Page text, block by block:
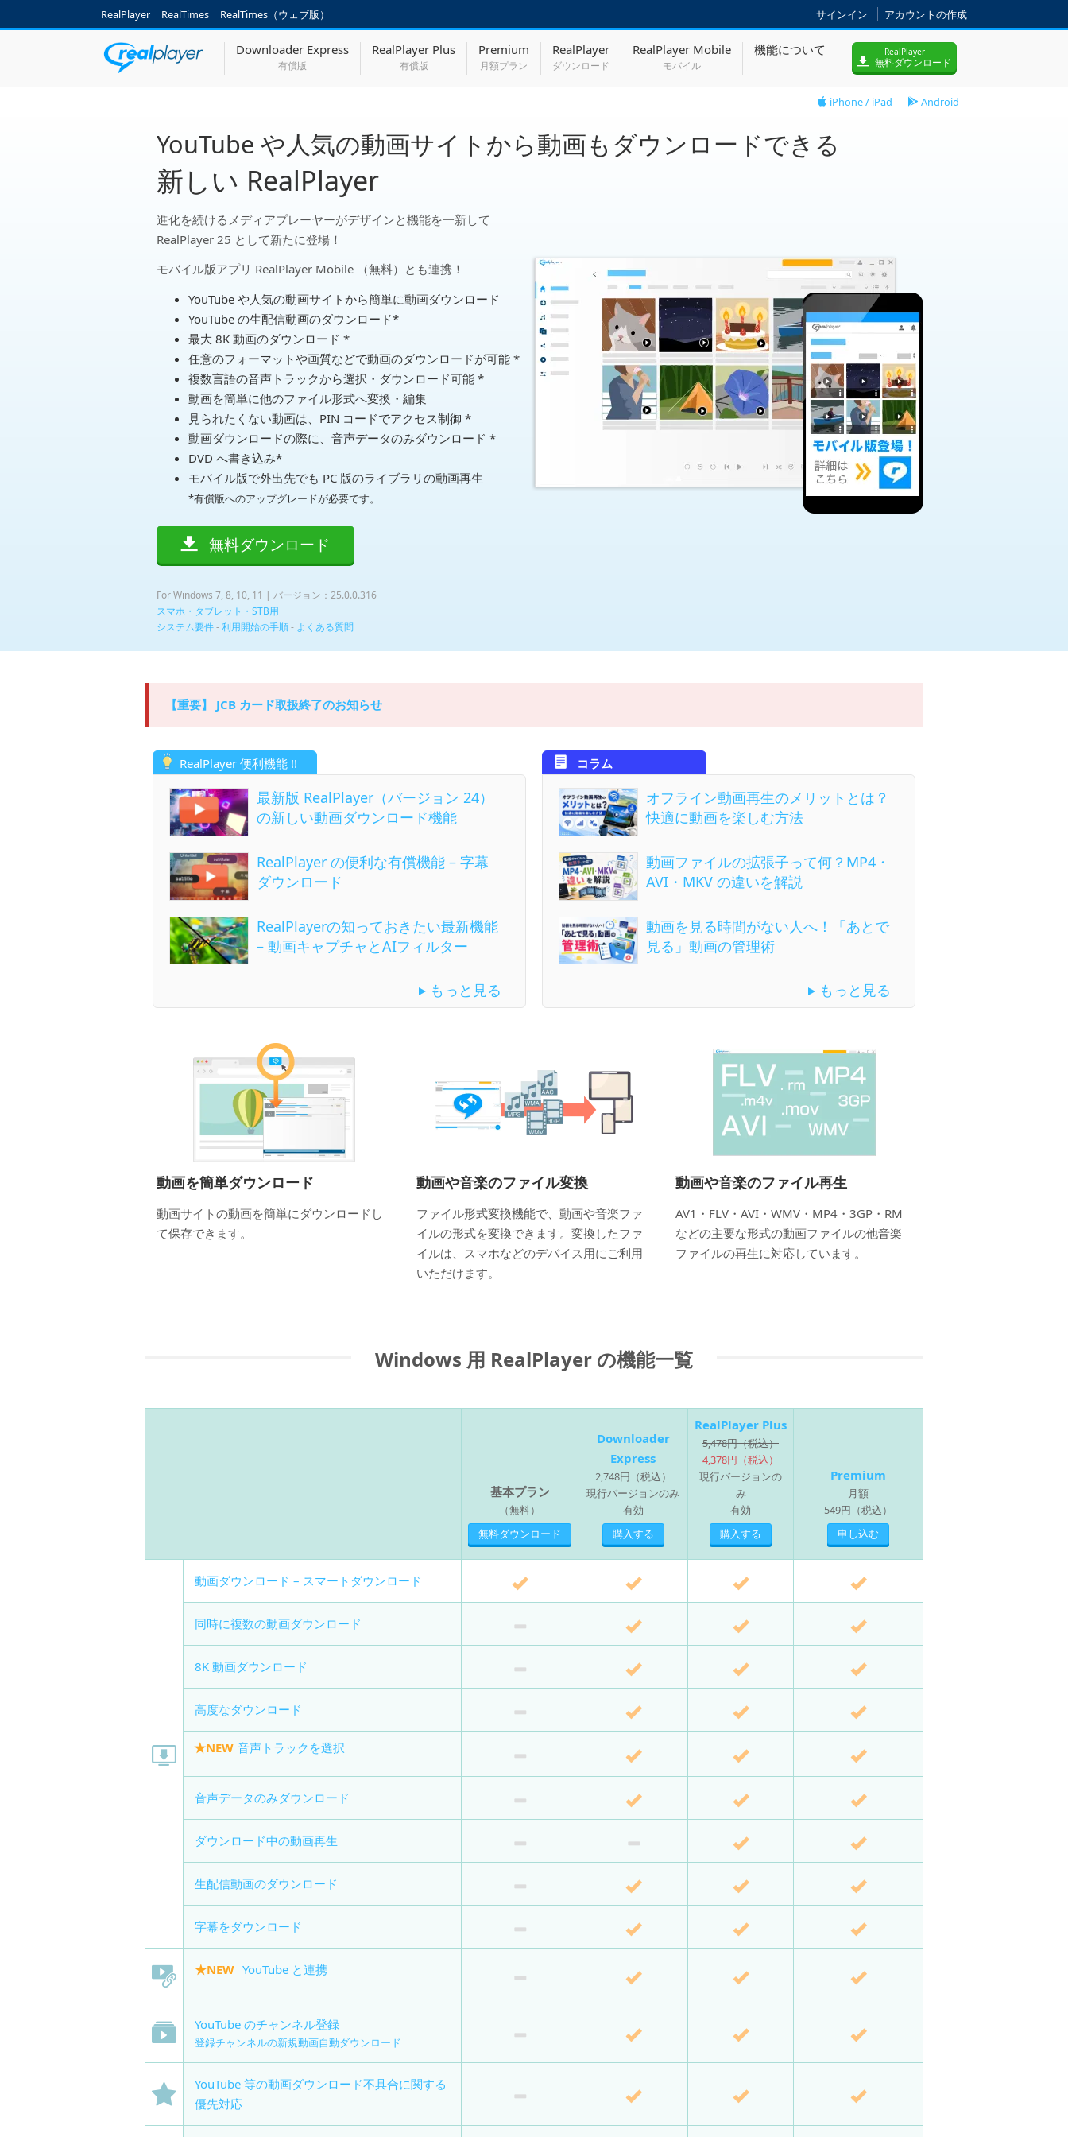
RealPlayer RealTimes RealTimes（ウェブ版） サインイン アカウントの作成
Downloader Express
有償版
RealPlayer Plus
有償版
Premium
月額プラン
RealPlayer
ダウンロード
RealPlayer Mobile
モバイル
機能について RealPlayer
無料ダウンロード
Android
iPhone / iPad
YouTube や人気の動画サイトから動画もダウンロードできる
新しい RealPlayer
進化を続けるメディアプレーヤーがデザインと機能を一新して
RealPlayer 25 として新たに登場！
モバイル版アプリ RealPlayer Mobile （無料）とも連携！
YouTube や人気の動画サイトから簡単に動画ダウンロード
YouTube の生配信動画のダウンロード*
最大 8K 動画のダウンロード *
任意のフォーマットや画質などで動画のダウンロードが可能 *
複数言語の音声トラックから選択・ダウンロード可能 *
動画を簡単に他のファイル形式へ変換・編集
見られたくない動画は、PIN コードでアクセス制御 *
動画ダウンロードの際に、音声データのみダウンロード *
DVD へ書き込み*
モバイル版で外出先でも PC 版のライブラリの動画再生
*有償版へのアップグレードが必要です。
無料ダウンロード
For Windows 7, 8, 10, 11 | バージョン：25.0.0.316
スマホ・タブレット・STB用
システム要件-利用開始の手順- よくある質問
【重要】 JCB カード取扱終了のお知らせ
RealPlayer 便利機能 !!
最新版 RealPlayer（バージョン 24）
の新しい動画ダウンロード機能
RealPlayer の便利な有償機能 – 字幕
ダウンロード
RealPlayerの知っておきたい最新機能
– 動画キャプチャとAIフィルター
もっと見る
コラム
オフライン動画再生のメリットとは？
快適に動画を楽しむ方法
動画ファイルの拡張子って何？MP4・
AVI・MKV の違いを解説
動画を見る時間がない人へ！「あとで
見る」動画の管理術
もっと見る
動画を簡単ダウンロード
動画サイトの動画を簡単にダウンロードし
て保存できます。
動画や音楽のファイル変換
ファイル形式変換機能で、動画や音楽ファ
イルの形式を変換できます。変換したファ
イルは、スマホなどのデバイス用にご利用
いただけます。
動画や音楽のファイル再生
AV1・FLV・AVI・WMV・MP4・3GP・RM
などの主要な形式の動画ファイルの他音楽
ファイルの再生に対応しています。
Windows 用 RealPlayer の機能一覧
基本プラン
（無料）
無料ダウンロード
Downloader
Express
2,748円（税込）
現行バージョンのみ
有効
購入する
RealPlayer Plus
5,478円（税込）
4,378円（税込）
現行バージョンの
み
有効
購入する
Premium
月額
549円（税込）
申し込む
動画ダウンロード – スマートダウンロード
同時に複数の動画ダウンロード
8K 動画ダウンロード
高度なダウンロード
★NEW 音声トラックを選択
音声データのみダウンロード
ダウンロード中の動画再生
生配信動画のダウンロード
字幕をダウンロード
★NEW YouTube と連携
YouTube のチャンネル登録
登録チャンネルの新規動画自動ダウンロード
YouTube 等の動画ダウンロード不具合に関する
優先対応